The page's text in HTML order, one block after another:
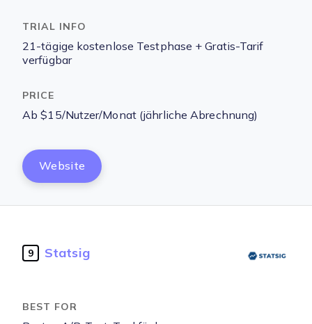
21-tägige kostenlose Testphase + Gratis-Tarif
verfügbar
Ab $15/Nutzer/Monat (jährliche Abrechnung)
Website
9 Statsig